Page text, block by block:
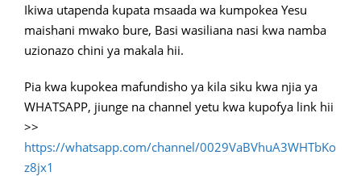
Ikiwa utapenda kupata msaada wa kumpokea Yesu
maishani mwako bure, Basi wasiliana nasi kwa namba
uzionazo chini ya makala hii.
Pia kwa kupokea mafundisho ya kila siku kwa njia ya
WHATSAPP, jiunge na channel yetu kwa kupofya link hii
>>
https://whatsapp.com/channel/0029VaBVhuA3WHTbKo
z8jx1